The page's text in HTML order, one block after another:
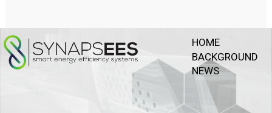
HOME
BACKGROUND
NEWS